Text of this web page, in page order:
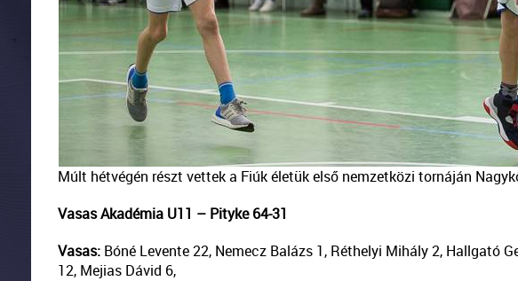
Múlt hétvégén részt vettek a Fiúk életük első nemzetközi tornáján
Vasas Akadémia U11 – Pityke 64-31
Vasas:Bóné Levente 22, Nemecz Balázs 1, Réthelyi Mihály 2, Hallgató
12, Mejias Dávid 6,